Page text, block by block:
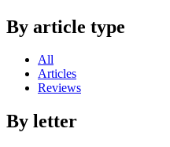
By article type
All
Articles
Reviews
By letter